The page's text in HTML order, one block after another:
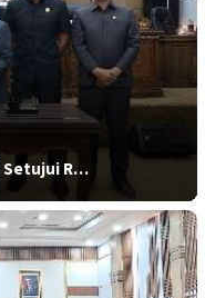
Setujui R…